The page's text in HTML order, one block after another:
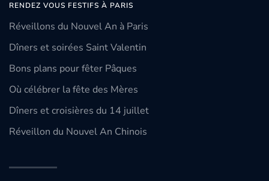
RENDEZ VOUS FESTIFS À PARIS
Réveillons du Nouvel An à Paris
Dîners et soirées Saint Valentin
Bons plans pour fêter Pâques
Où célébrer la fête des Mères
Dîners et croisières du 14 juillet
Réveillon du Nouvel An Chinois